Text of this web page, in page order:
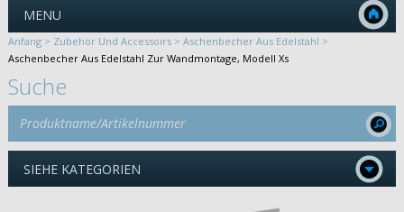
MENU
Anfang > Zubehör Und Accessoirs > Aschenbecher Aus Edelstahl >
Aschenbecher Aus Edelstahl Zur Wandmontage, Modell Xs
Suche
SIEHE KATEGORIEN